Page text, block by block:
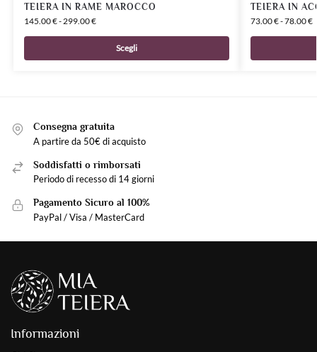
TEIERA IN RAME MAROCCO
145.00€-299.00€
Scegli
TEIERA IN
73.00€-78.00€
Consegna gratuita
A partire da 50€ di acquisto
Soddisfatti o rimborsati
Periodo di recesso di 14 giorni
Pagamento Sicuro al 100%
PayPal / Visa / MasterCard
Informazioni